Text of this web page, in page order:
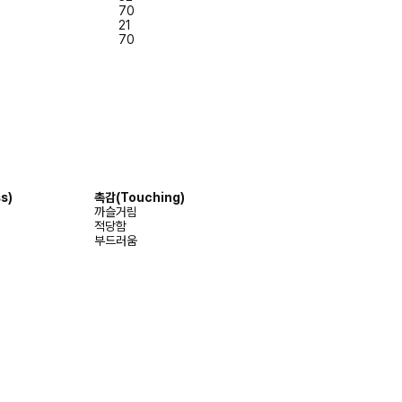
70
21
70
촉감(Touching)
까슬거림
적당함
부드러움